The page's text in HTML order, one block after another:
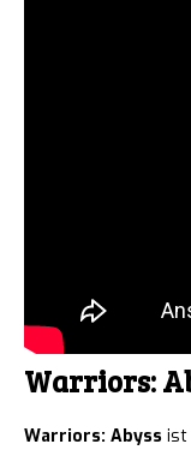
Warriors:
Warriors: Abyss ist